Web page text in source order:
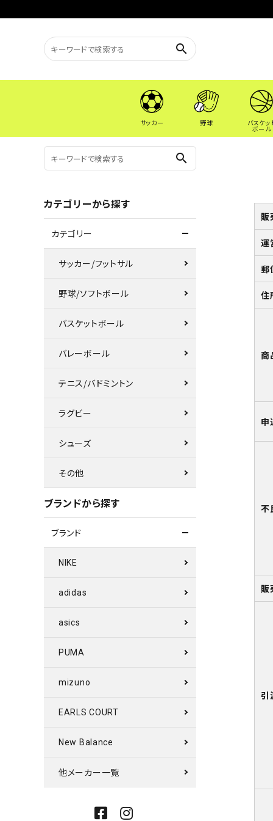
search
サッカー 野球 バスケッ
ボール
販
運
郵
住
商
申
不
販
引
search
カテゴリーから探す
カテゴリー
サッカー/フットサル
野球/ソフトボール
バスケットボール
バレーボール
テニス/バドミントン
ラグビー
シューズ
その他
ブランドから探す
ブランド
NIKE
adidas
asics
PUMA
mizuno
EARLS COURT
New Balance
他メーカー一覧